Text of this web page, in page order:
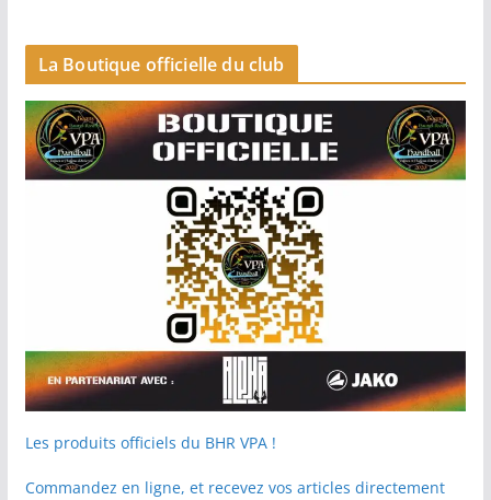
La Boutique officielle du club
Les produits officiels du BHR VPA !
Commandez en ligne, et recevez vos articles directement